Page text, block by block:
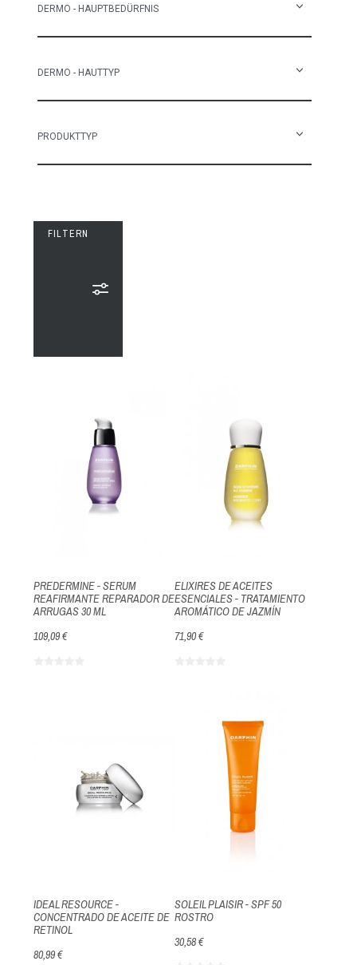
FILTERN
PREDERMINE - SERUM
REAFIRMANTE REPARADOR DE
ARRUGAS 30 ML
109,09 €
ELIXIRES DE ACEITES
ESENCIALES - TRATAMIENTO
AROMÁTICO DE JAZMÍN
71,90 €
IDEAL RESOURCE -
CONCENTRADO DE ACEITE DE
RETINOL
80,99 €
SOLEIL PLAISIR - SPF 50
ROSTRO
30,58 €
DERMO - HAUPTBEDÜRFNIS
DERMO - HAUTTYP
PRODUKTTYP